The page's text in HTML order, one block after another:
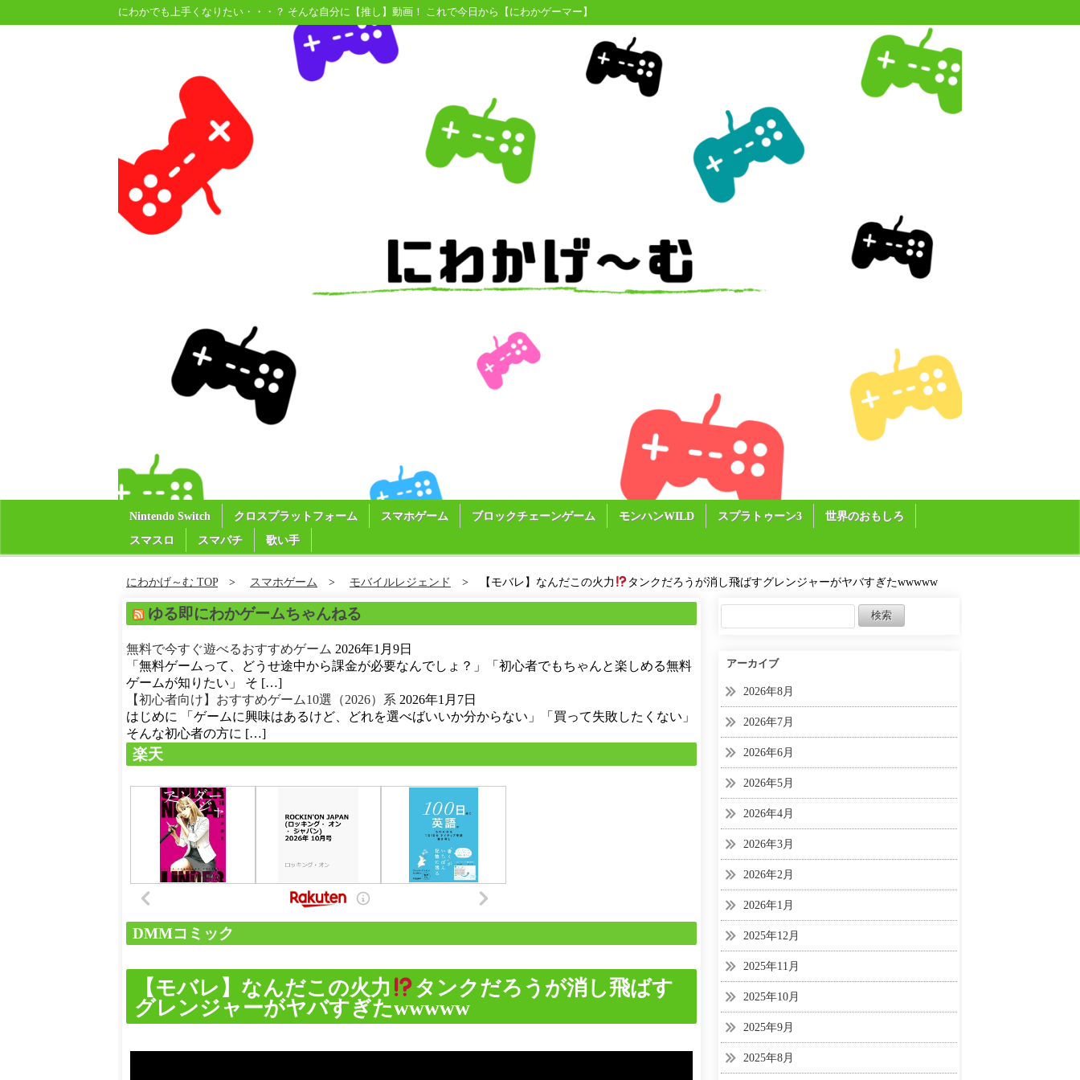
にわかでも上手くなりたい・・・？ そんな自分に【推し】動画！ これで今日から【にわかゲーマー】
Nintendo Switch クロスプラットフォーム スマホゲーム ブロックチェーンゲーム モンハンWILD スプラトゥーン3
世界のおもしろ
スマスロ
スマパチ 歌い手
にわかげ～む TOP スマホゲーム モバイルレジェンド 【モバレ】なんだこの火力 タンクだろうが消し飛ばすグレンジャーがヤバすぎたwwwww
ゆる即にわかゲームちゃんねる
無料で今すぐ遊べるおすすめゲーム 2026年1月9日
「無料ゲームって、どうせ途中から課金が必要なんでしょ？」「初心者でもちゃんと楽しめる無料
ゲームが知りたい」 そ […]
【初心者向け】おすすめゲーム10選（2026）系 2026年1月7日
はじめに 「ゲームに興味はあるけど、どれを選べばいいか分からない」「買って失敗したくない」
そんな初心者の方に […]
楽天
DMMコミック
【モバレ】なんだこの火力
タンクだろうが消し飛ばす
グレンジャーがヤバすぎたwwwww
アーカイブ
2026年8月
2026年7月
2026年6月
2026年5月
2026年4月
2026年3月
2026年2月
2026年1月
2025年12月
2025年11月
2025年10月
2025年9月
2025年8月